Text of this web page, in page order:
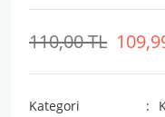
110,00 TL
Kategori